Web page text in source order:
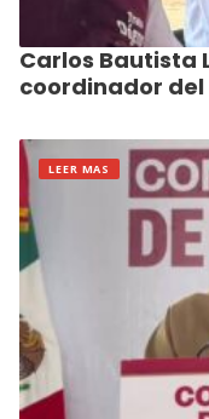
Carlos Bautista
coordinador del
LEER MAS